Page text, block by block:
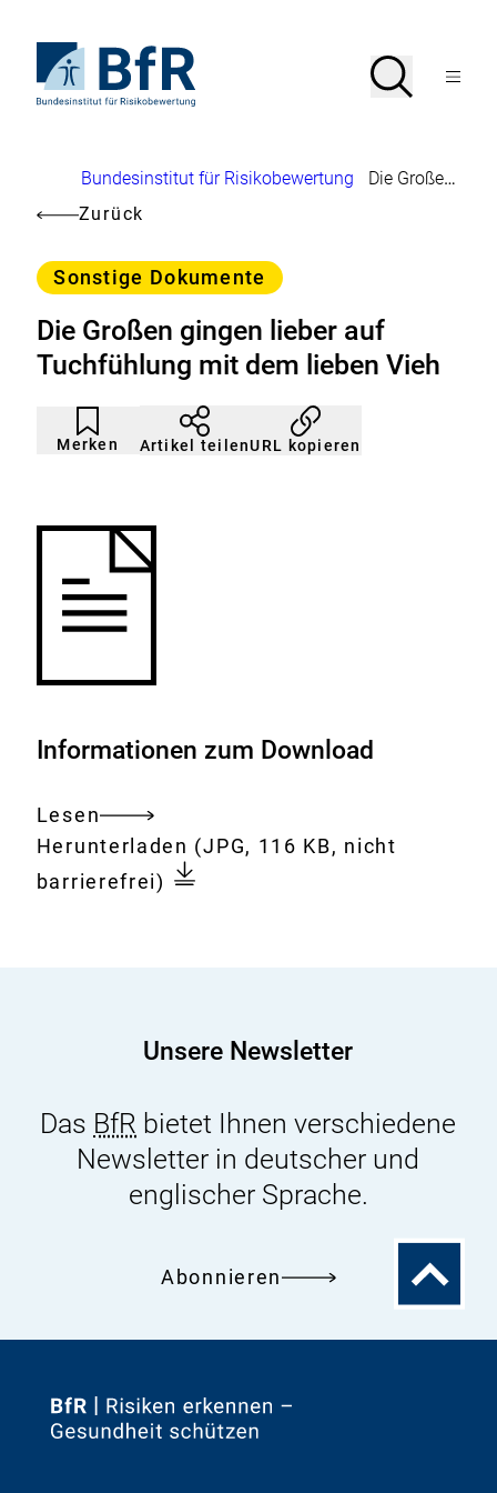
Seiteninhalt
springenStartseite
von
Suche
SucheMenü
Brotkrumennavigation
Bundesinstitut für Risikobewertung
Die Großen gingen lieber auf Tuchfühlung mit dem lieben Vieh
Zurück
Kategorie
Sonstige Dokumente
Die Großen gingen lieber auf
Tuchfühlung mit dem lieben Vieh
Merken
Artikel
nicht
gemerkt
Durch
Klicken
der
Artikel teilenURL kopieren
Informationen zum Download
Lesen
Gesamtes
Dokument
Download:
Herunterladen Die
Großen
dem
Vieh
(JPG, 116 KB, nicht
barrierefrei)
Unsere Newsletter
Das BfR bietet Ihnen verschiedene
Newsletter in deutscher und
englischer Sprache.
Abonnieren
Zum
Zur